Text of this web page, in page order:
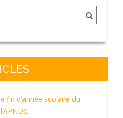
fin d’année scolaire du